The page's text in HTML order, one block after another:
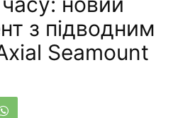
з підводним
Seamount